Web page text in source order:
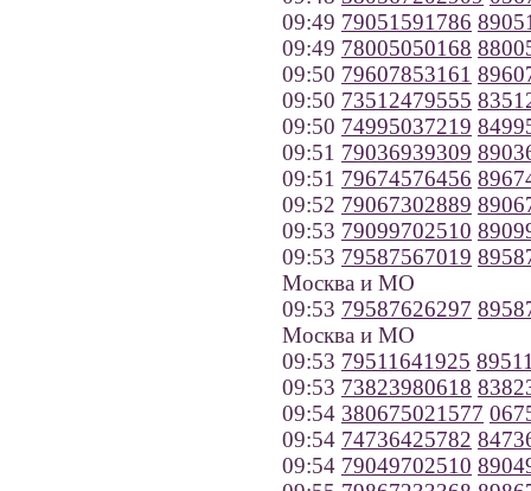
09:49 79051591786
09:49 78005050168
09:50 79607853161
09:50 73512479555
09:50 74995037219
09:51 79036939309
09:51 79674576456
09:52 79067302889
09:53 79099702510
09:53 79587567019
Москва и МО
09:53 79587626297
Москва и МО
09:53 79511641925
09:53 73823980618
09:54 380675021577
09:54 74736425782
09:54 79049702510